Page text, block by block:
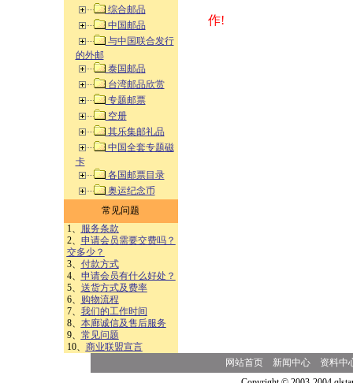
综合邮品
中国邮品
与中国联合发行
的外邮
泰国邮品
台湾邮品欣赏
专题邮票
空册
其乐集邮礼品
中国全套专题磁
卡
各国邮票目录
奥运纪念币
常见问题
1、
服务条款
2、 申请会员需要交费吗？
交多少？
3、 付款方式
4、 申请会员有什么好处？
5、 送货方式及费率
6、
购物流程
7、 我们的工作时间
8、 本廊诚信及售后服务
9、 常见问题
10、 商业联盟宣言
作!
网站首页 新闻中心
资料中